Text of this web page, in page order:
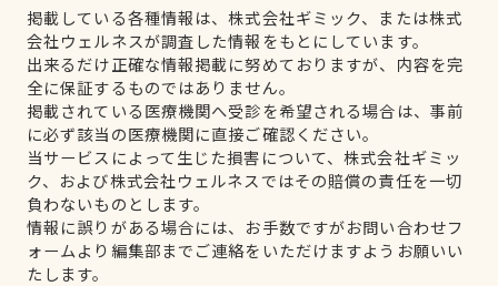
掲載している各種情報は、株式会社ギミック、または株式
会社ウェルネスが調査した情報をもとにしています。
出来るだけ正確な情報掲載に努めておりますが、内容を完
全に保証するものではありません。
掲載されている医療機関へ受診を希望される場合は、事前
に必ず該当の医療機関に直接ご確認ください。
当サービスによって生じた損害について、株式会社ギミッ
ク、および株式会社ウェルネスではその賠償の責任を一切
負わないものとします。
情報に誤りがある場合には、お手数ですがお問い合わせフ
ォームより編集部までご連絡をいただけますようお願いい
たします。